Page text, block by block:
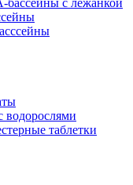
с лежанкой
водорослями
таблетки